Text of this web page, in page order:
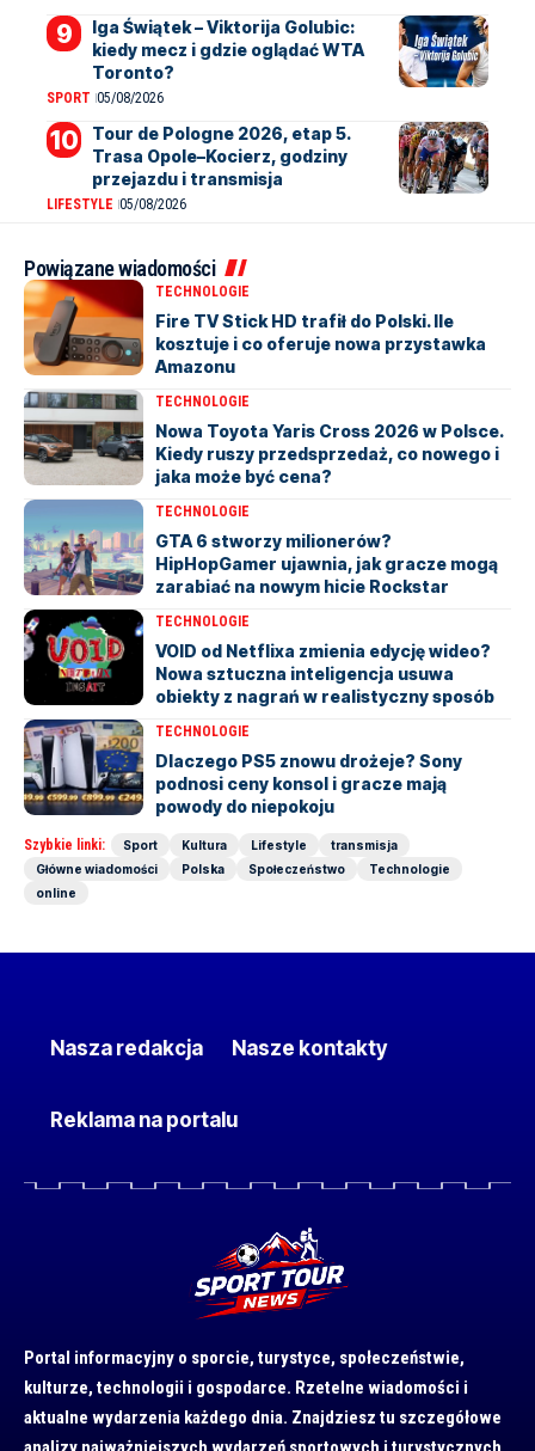
Iga Świątek – Viktorija Golubic:
kiedy mecz i gdzie oglądać WTA
Toronto?
SPORT 05/08/2026
Tour de Pologne 2026, etap 5.
Trasa Opole–Kocierz, godziny
przejazdu i transmisja
LIFESTYLE 05/08/2026
Powiązane wiadomości
TECHNOLOGIE
Fire TV Stick HD trafił do Polski. Ile
kosztuje i co oferuje nowa przystawka
Amazonu
TECHNOLOGIE
Nowa Toyota Yaris Cross 2026 w Polsce.
Kiedy ruszy przedsprzedaż, co nowego i
jaka może być cena?
TECHNOLOGIE
GTA 6 stworzy milionerów?
HipHopGamer ujawnia, jak gracze mogą
zarabiać na nowym hicie Rockstar
TECHNOLOGIE
VOID od Netflixa zmienia edycję wideo?
Nowa sztuczna inteligencja usuwa
obiekty z nagrań w realistyczny sposób
TECHNOLOGIE
Dlaczego PS5 znowu drożeje? Sony
podnosi ceny konsol i gracze mają
powody do niepokoju
Szybkie linki: Sport Kultura Lifestyle
transmisja
Główne wiadomości
Polska Społeczeństwo
Technologie
online
Nasza redakcja Nasze kontakty
Reklama na portalu
Portal informacyjny o sporcie, turystyce, społeczeństwie,
kulturze, technologii i gospodarce. Rzetelne wiadomości i
aktualne wydarzenia każdego dnia. Znajdziesz tu szczegółowe